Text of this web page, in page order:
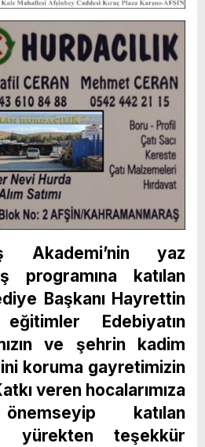
Akademi’nin yaz
programına katılan
Başkanı Hayrettin
Edebiyatın
ve şehrin kadim
koruma gayretimizin
veren hocalarımıza
katılan
yürekten teşekkür